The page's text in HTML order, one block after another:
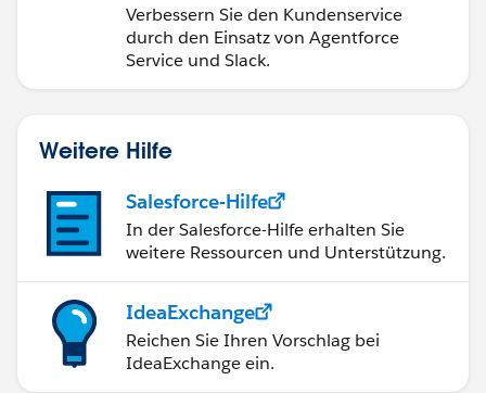
Verbessern Sie den Kundenservice
durch den Einsatz von Agentforce
Service und Slack.
Weitere Hilfe
Salesforce-Hilfe
In der Salesforce-Hilfe erhalten Sie
weitere Ressourcen und Unterstützung.
IdeaExchange
Reichen Sie Ihren Vorschlag bei
IdeaExchange ein.